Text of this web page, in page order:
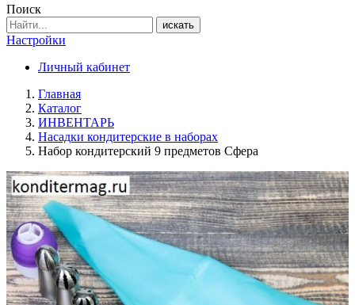
Поиск
искать
Настройки
Личный кабинет
Главная
Каталог
ИНВЕНТАРЬ
Насадки кондитерские в наборах
Набор кондитерский 9 предметов Сфера